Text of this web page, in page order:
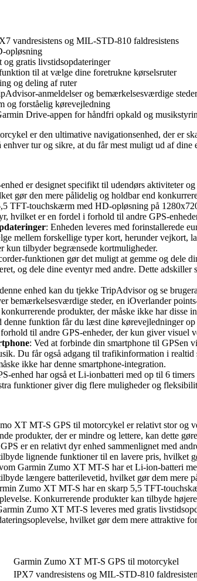
vandresistens og MIL-STD-810 faldresistens
opløsning
gratis livstidsopdateringer
til at vælge dine foretrukne kørselsruter
og deling af ruter
anmeldelser og bemærkelsesværdige steder
og forståelig kørevejledning
Drive-appen for håndfri opkald og
er den ultimative navigationsenhed, der er
tur og sikre, at du får mest muligt ud af
er designet specifikt til udendørs aktiviteter
gør den mere pålidelig og holdbar end
TFT-touchskærm med HD-opløsning på
hvilket er en fordel i forhold til andre GPS-
: Enheden leveres med forinstallerede
mellem forskellige typer kort, herunder vejkort,
kun tilbyder begrænsede kortmuligheder.
funktionen gør det muligt at gemme og dele
og dele dine eventyr med andre. Dette
enhed kan du tjekke TripAdvisor og se
bemærkelsesværdige steder, en iOverlander
produkter, der måske ikke har disse
denne funktion får du læst dine kørevejledninger
til andre GPS-enheder, der kun giver visuel
: Ved at forbinde din smartphone til GPSen
Du får også adgang til trafikinformation i
ikke har denne smartphone-integration.
enhed har også et Li-ionbatteri med op til 6
funktioner giver dig flere muligheder og
XT MT-S GPS til motorcykel er relativt stor og
produkter, der er mindre og lettere, kan dette
er en relativt dyr enhed sammenlignet med
lignende funktioner til en lavere pris, hvilket
Garmin Zumo XT MT-S har et Li-ion-batteri
længere batterilevetid, hvilket gør dem mere
Zumo XT MT-S har en skarp 5,5 TFT-
Konkurrerende produkter kan tilbyde
Zumo XT MT-S leveres med gratis
hvilket gør dem mere attraktive
Garmin Zumo XT MT-S GPS til motorcykel
IPX7 vandresistens og MIL-STD-810